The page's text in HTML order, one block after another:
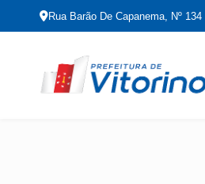
Rua Barão De Capanema, Nº 134